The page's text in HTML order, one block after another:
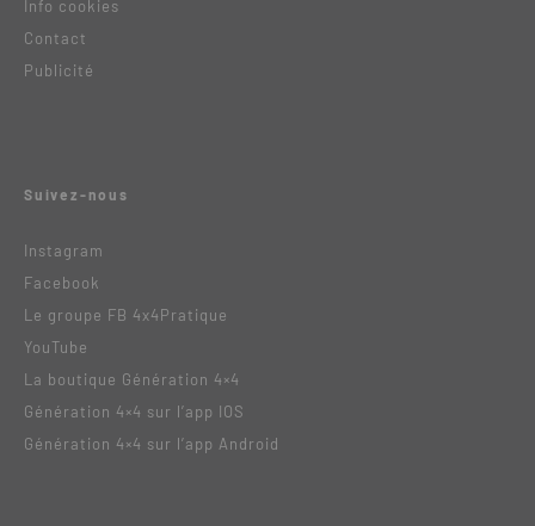
Info cookies
Contact
Publicité
Suivez-nous
Instagram
Facebook
Le groupe FB 4x4Pratique
YouTube
La boutique Génération 4×4
Génération 4×4 sur l’app IOS
Génération 4×4 sur l’app Android